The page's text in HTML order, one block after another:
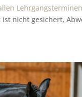
nicht gesichert,